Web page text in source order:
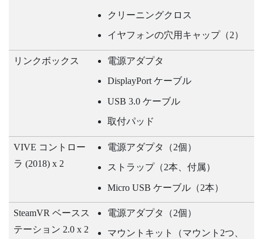
クリーニングクロス
イヤフォンの穴用キャップ（2）
リンクボックス 電源アダプタ
DisplayPortケーブル
USB 3.0 ケーブル
取付パッド
VIVE コントロー
ラ (2018) x 2
電源アダプタ（2個）
ストラップ（2本、付属）
Micro USB ケーブル（2本）
SteamVR ベースス
テーション 2.0 x 2
電源アダプタ（2個）
マウントキット（マウント2つ、